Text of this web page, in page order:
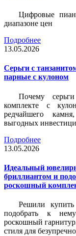
Цифровые
диапазоне цен
Подробнее
13.05.2026
Серьги с
парные с кулоном
Почему
комплекте с
редчайшего
выгодных
Подробнее
13.05.2026
Идеальный
бриллиантом и
роскошный
Решили
подобрать к
роскошный
стиля для